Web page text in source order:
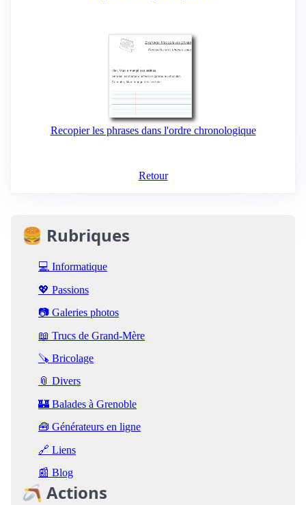
Recopier les phrases dans l'ordre chronologique
Retour
🍔 Rubriques
💻 Informatique
💖 Passions
📷 Galeries photos
📖 Trucs de Grand-Mère
🪚 Bricolage
📎 Divers
🏰 Balades à Grenoble
🧰 Générateurs en ligne
🔗 Liens
📰 Blog
🪃 Actions